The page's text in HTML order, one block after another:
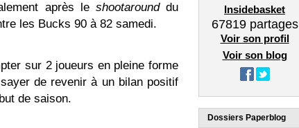
après le shootarounddu
les Bucks 90 à 82 samedi.
sur 2 joueurs en pleine forme
de revenir à un bilan positif
de saison.
Insidebasket
67819partages
Voir son profil
Voir son blog
Dossiers Paperblog